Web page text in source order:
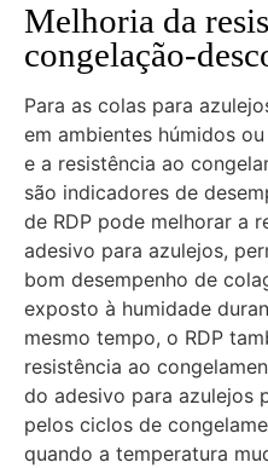
Melhoria da
congelação-
Para as colas para
em ambientes húmidos
e a resistência ao
são indicadores de
de RDP pode melhorar a
adesivo para azulejos,
bom desempenho de
exposto à humidade
mesmo tempo, o RDP
resistência ao
do adesivo para azulejos
pelos ciclos de
quando a temperatura